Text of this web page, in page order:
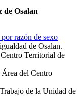
de Osalan
razón de sexo
de Osalan.
Territorial de
del Centro
de la Unidad de